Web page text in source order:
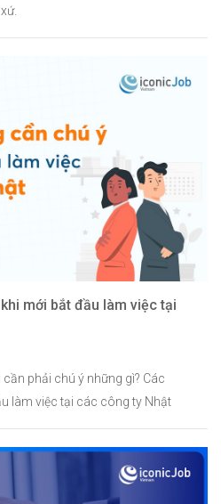
mới bắt đầu làm việc tại
phải chú ý những gì? Các
làm việc tại các công ty Nhật